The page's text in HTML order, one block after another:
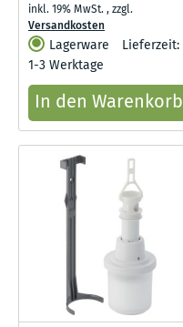
inkl. 19% MwSt.,zzgl.
Versandkosten
Lagerware
Lieferzeit:
1-3 Werktage
In den Warenkorb